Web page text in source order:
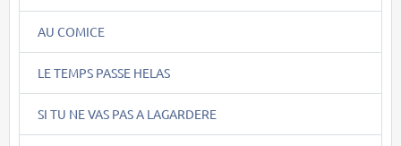
AU COMICE
LE TEMPS PASSE HELAS
SI TU NE VAS PAS A LAGARDERE